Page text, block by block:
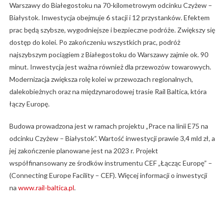
Warszawy do Białegostoku na 70-kilometrowym odcinku Czyżew –
Białystok. Inwestycja obejmuje 6 stacji i 12 przystanków. Efektem
prac będą szybsze, wygodniejsze i bezpieczne podróże. Zwiększy się
dostęp do kolei. Po zakończeniu wszystkich prac, podróż
najszybszym pociągiem z Białegostoku do Warszawy zajmie ok. 90
minut. Inwestycja jest ważna również dla przewozów towarowych.
Modernizacja zwiększa rolę kolei w przewozach regionalnych,
dalekobieżnych oraz na międzynarodowej trasie Rail Baltica, która
łączy Europę.
Budowa prowadzona jest w ramach projektu „Prace na linii E75 na
odcinku Czyżew – Białystok”. Wartość inwestycji prawie 3,4 mld zł, a
jej zakończenie planowane jest na 2023 r. Projekt
współfinansowany ze środków instrumentu CEF „Łącząc Europę” –
(Connecting Europe Facility – CEF). Więcej informacji o inwestycji
na www.rail-baltica.pl.